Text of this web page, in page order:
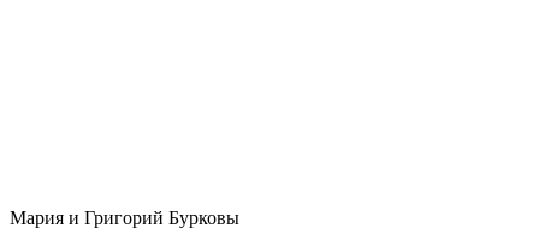
Мария и Григорий Бурковы